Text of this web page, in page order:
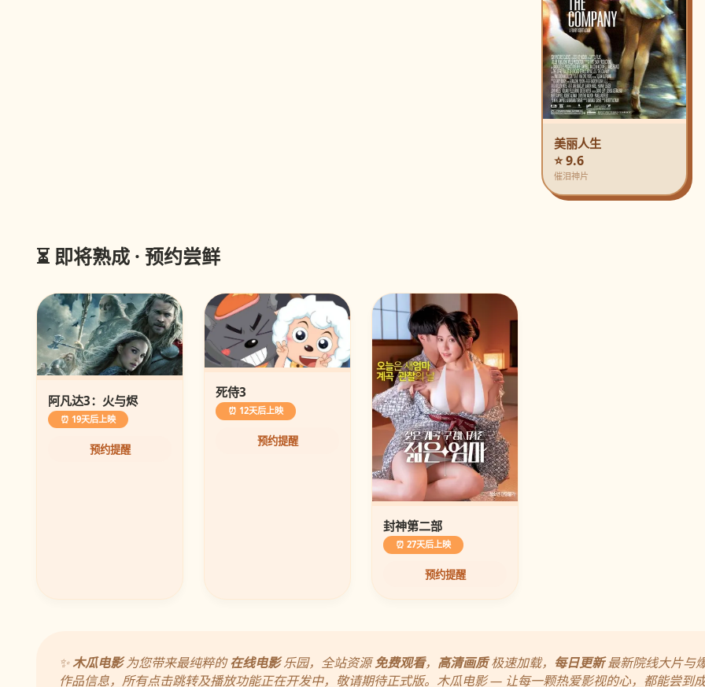
美丽人生
⭐ 9.6
催泪神片
⏳ 即将熟成 · 预约尝鲜
阿凡达3：火与烬
⏰ 19天后上映
预约提醒
死侍3
⏰ 12天后上映
预约提醒
封神第二部
⏰ 27天后上映
预约提醒
✨木瓜电影为您带来最纯粹的在线电影乐园，全站资源免费观看， 高清画质极速加载， 每日更新最新院线大片与
作品信息，所有点击跳转及播放功能正在开发中，敬请期待正式版。木瓜电影 — 让每一颗热爱影视的心，都能尝到